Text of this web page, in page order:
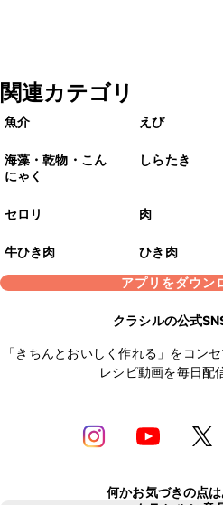
関連カテゴリ
魚介 えび
海藻・乾物・こん
にゃく
しらたき
セロリ 肉
牛ひき肉 ひき肉
アプリをダウン
クラシルの公式
「きちんとおいしく作れる」をコン
レシピ動画を毎日配
何かお気づきの点